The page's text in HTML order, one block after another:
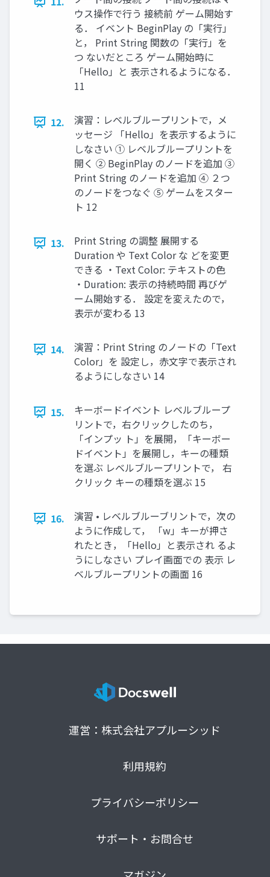
ウス操作で行う 接続前 ゲーム開始す
る． イベント BeginPlay の「実行」
と， Print String 関数の「実行」を
つ ないだところ ゲーム開始時に
「Hello」と 表示されるようになる．
11
12.
演習：レベルブループリントで，メ
ッセージ 「Hello」を表示するように
しなさい ① レベルブループリントを
開く ② BeginPlay のノードを追加 ③
Print String のノードを追加 ④ ２つ
のノードをつなぐ ⑤ ゲームをスター
ト 12
13.
Print String の調整 展開する
Duration や Text Color な どを変更
できる ・Text Color: テキストの色
・Duration: 表示の持続時間 再びゲ
ーム開始する． 設定を変えたので，
表示が変わる 13
14.
演習：Print String のノードの「Text
Color」を 設定し，赤文字で表示され
るようにしなさい 14
15.
キーボードイベント レベルブループ
リントで，右クリックしたのち，
「インプッ ト」を展開，「キーボー
ドイベント」を展開し，キーの種類
を選ぶ レベルブループリントで， 右
クリック キーの種類を選ぶ 15
16.
演習 • レベルブルーブリントで，次の
ように作成して， 「w」キーが押さ
れたとき，「Hello」と表示され るよ
うにしなさい プレイ画面での 表示 レ
ベルブループリントの画面 16
運営：株式会社アプルーシッド
利用規約
プライバシーポリシー
サポート・お問合せ